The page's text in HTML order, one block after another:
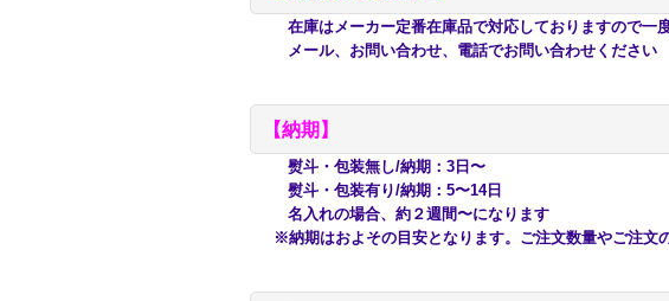
在庫はメーカー定番在庫品で対応しておりますので一
メール、お問い合わせ、電話でお問い合わせください
【納期】
熨斗・包装無し/納期：3日〜
熨斗・包装有り/納期：5〜14日
名入れの場合、約２週間〜になります
※納期はおよその目安となります。ご注文数量やご注文の